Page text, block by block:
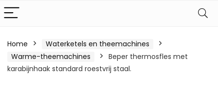
Home
Waterketels en theemachines
Warme-theemachines
Beper thermosfles met
karabijnhaak standard roestvrij staal.